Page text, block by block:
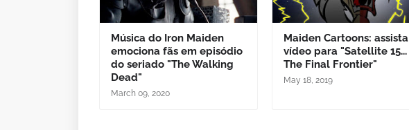
Música do Iron Maiden
emociona fãs em episódio
do seriado "The Walking
Dead"
March 09, 2020
Maiden Cartoons: assista
vídeo para "Satellite 15...
The Final Frontier"
May 18, 2019